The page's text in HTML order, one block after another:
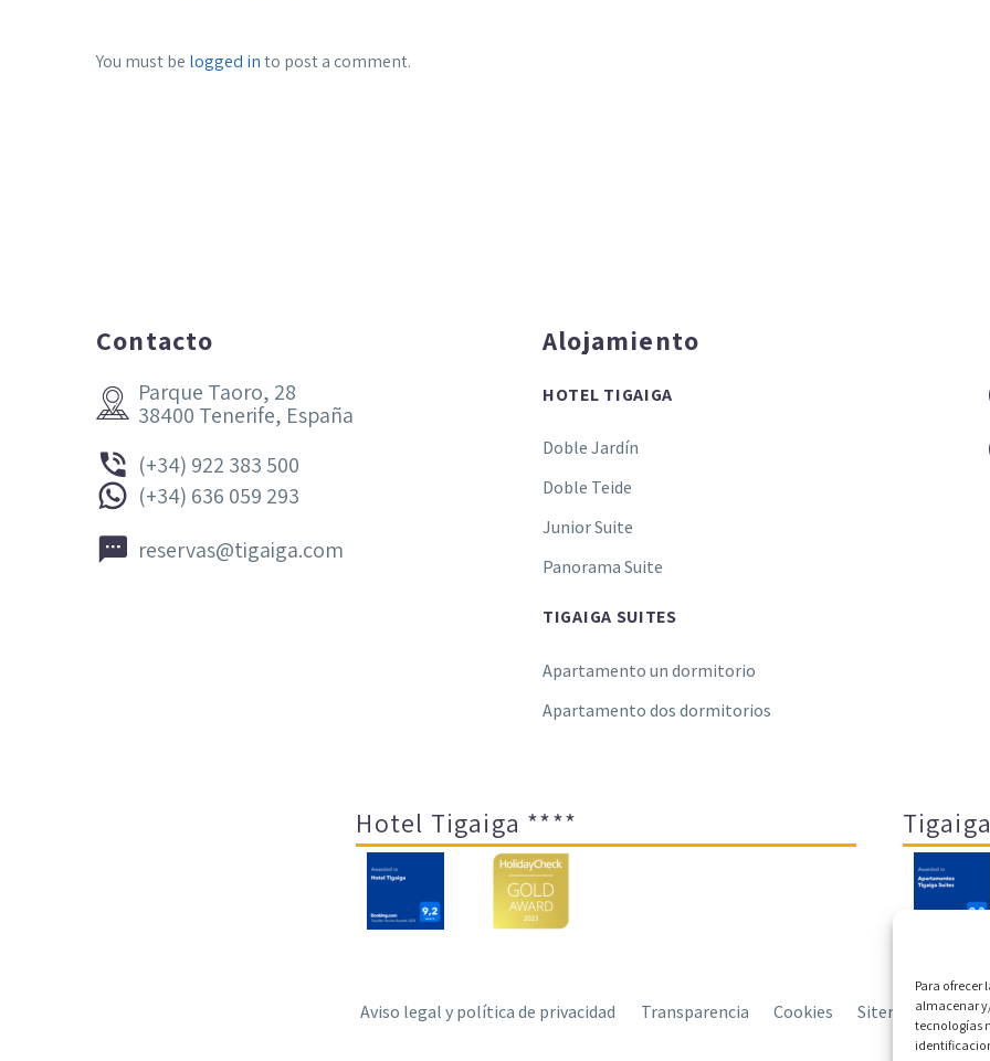
Para
almacenar
tecnologías
You must be logged into post a comment.
Contacto

 Parque Taoro, 28
38400 Tenerife, España

 (+34) 922 383 500

 (+34) 636 059 293

 reservas@tigaiga.com
Alojamiento
HOTEL TIGAIGA
Doble Jardín
Doble Teide
Junior Suite
Panorama Suite
TIGAIGA SUITES
Apartamento un dormitorio
Apartamento dos dormitorios
Hotel Tigaiga ****
Aviso legal y política de privacidad Transparencia Cookies Sitemap